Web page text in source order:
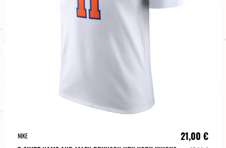
NIKE 21,00 €